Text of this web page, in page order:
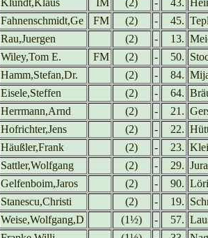
Klundt,Klaus IM (2) - 43.
Fahnenschmidt,Ge FM (2) - 45.
Rau,Juergen (2) - 13.
Wiley,Tom E. FM (2) - 50.
Hamm,Stefan,Dr. (2) - 84.
Eisele,Steffen (2) - 64.
Herrmann,Arnd (2) - 21.
Hofrichter,Jens (2) - 22.
Häußler,Frank (2) - 23.
Sattler,Wolfgang (2) - 29.
Gelfenboim,Jaros (2) - 90.
Stanescu,Christi (2) - 19.
Weise,Wolfgang,D (1½) - 57.